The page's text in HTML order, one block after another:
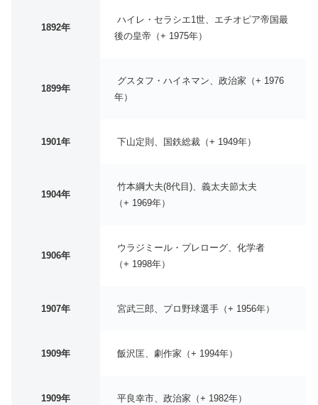
1892年
ハイレ・セラシエ1世、エチオピア帝国最
後の皇帝（+ 1975年）
1899年
グスタフ・ハイネマン、政治家（+ 1976
年）
1901年 下山定則、国鉄総裁（+ 1949年）
1904年
竹本綱大夫(8代目)、義太夫節太夫
（+ 1969年）
1906年
ウラジミール・プレローグ、化学者
（+ 1998年）
1907年 宮武三郎、プロ野球選手（+ 1956年）
1909年 飯沢匡、劇作家（+ 1994年）
1909年 平良幸市、政治家（+ 1982年）